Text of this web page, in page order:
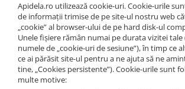
Apidela.ro utilizează cookie-uri. Cookie-urile
de informații trimise de pe site-ul nostru web
„cookie” al browser-ului de pe hard disk-ul
Unele fișiere rămân numai pe durata vizitei
numele de „cookie-uri de sesiune”), în timp ce
ce ai părăsit site-ul pentru a ne ajuta să ne
tine, „Cookies persistente”). Cookie-urile sunt
multe motive: